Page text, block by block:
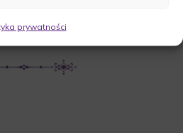
prywatności